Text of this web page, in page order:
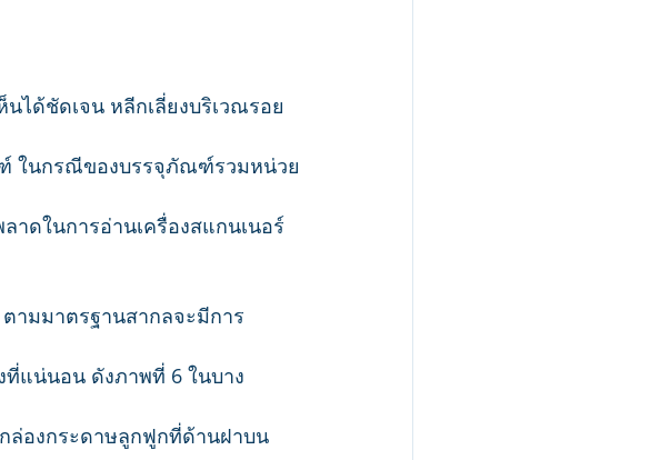
ด้ชัดเจน หลีกเลี่ยงบริเวณรอย
ในกรณีของบรรจุภัณฑ์รวมหน่วย
ดในการอ่านเครื่องสแกนเนอร์
ามมาตรฐานสากลจะมีการ
ที่แน่นอน ดังภาพที่ 6 ในบาง
ล่องกระดาษลูกฟูกที่ด้านฝาบน